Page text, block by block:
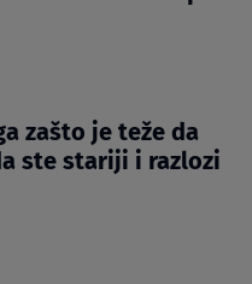
zašto je teže da
ste stariji i razlozi